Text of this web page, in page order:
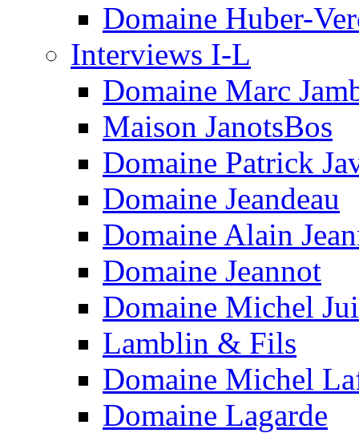
Domaine Huber-
Interviews I-L
Domaine Marc
Maison JanotsBos
Domaine Patrick
Domaine Jeandeau
Domaine Alain
Domaine Jeannot
Domaine Michel
Lamblin & Fils
Domaine Michel
Domaine Lagarde